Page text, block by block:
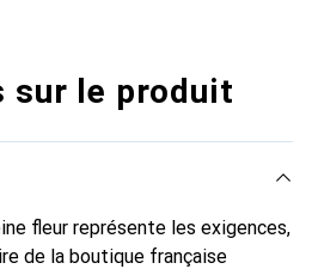
sur le produit
fleur représente les exigences,
de la boutique française